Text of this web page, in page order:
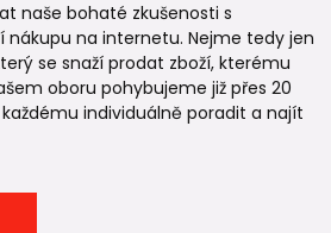
naše bohaté zkušenosti s
na internetu. Nejme tedy jen
se snaží prodat zboží, kterému
oboru pohybujeme již přes 20
individuálně poradit a najít